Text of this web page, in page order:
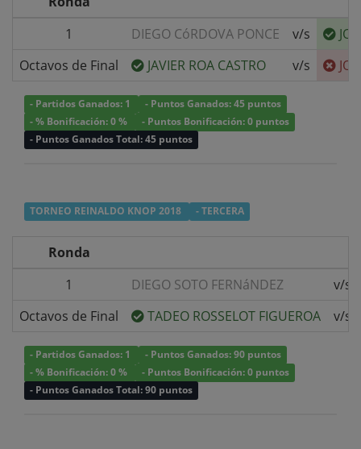
1
DIEGO CóRDOVA PONCE v/s
Octavos de Final
JAVIER ROA CASTRO v/s
- Partidos Ganados: 1
- Puntos Ganados: 45 puntos
- % Bonificación: 0 %
- Puntos Bonificación: 0 puntos
- Puntos Ganados Total: 45 puntos
TORNEO REINALDO KNOP 2018 - TERCERA
Ronda
1
DIEGO SOTO FERNáNDEZ
v/s
Octavos de Final
TADEO ROSSELOT FIGUEROA v/s
- Partidos Ganados: 1
- Puntos Ganados: 90 puntos
- % Bonificación: 0 %
- Puntos Bonificación: 0 puntos
- Puntos Ganados Total: 90 puntos